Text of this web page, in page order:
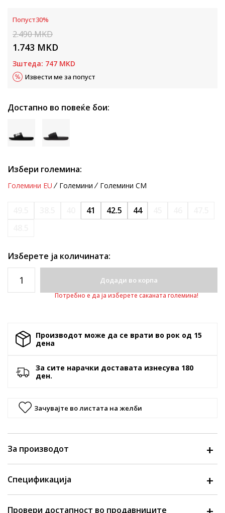
Попуст30%
2.490MKD
1.743 MKD
Зштеда: 747 MKD
Извести ме за попуст
Достапно во повеќе бои:
Избери големина:
Големини EU Големини Големини CM
41 42.5 44
Изберете ја количината:
Додади во корпа
Потребно е да ја изберете саканата големина!
Производот може да се врати во рок од 15
денa
За сите нарачки доставата изнесува 180
ден.
Зачувајте во листата на желби
За производот
Спецификација
Провери достапност во продавниците